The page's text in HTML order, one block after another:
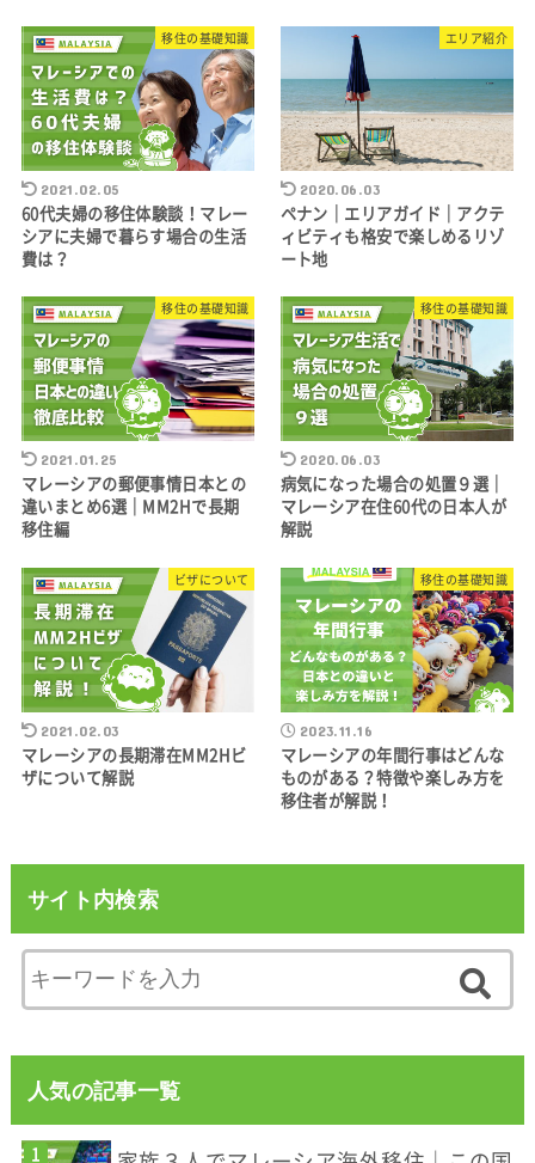
移住の基礎知識
2021.02.05
60代夫婦の移住体験談！マレー
シアに夫婦で暮らす場合の生活
費は？
エリア紹介
2020.06.03
ペナン｜エリアガイド｜アクテ
ィビティも格安で楽しめるリゾ
ート地
移住の基礎知識
2021.01.25
マレーシアの郵便事情日本との
違いまとめ6選｜MM2Hで長期
移住編
移住の基礎知識
2020.06.03
病気になった場合の処置９選｜
マレーシア在住60代の日本人が
解説
ビザについて
2021.02.03
マレーシアの長期滞在MM2Hビ
ザについて解説
移住の基礎知識
2023.11.16
マレーシアの年間行事はどんな
ものがある？特徴や楽しみ方を
移住者が解説！
サイト内検索
人気の記事一覧